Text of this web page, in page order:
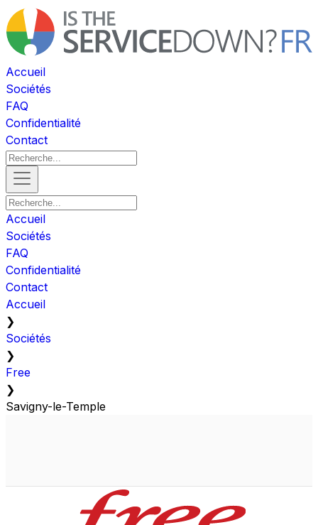
Accueil
Sociétés
FAQ
Confidentialité
Contact
Accueil
Sociétés
FAQ
Confidentialité
Contact
Accueil
❯
Sociétés
❯
Free
❯
Savigny-le-Temple